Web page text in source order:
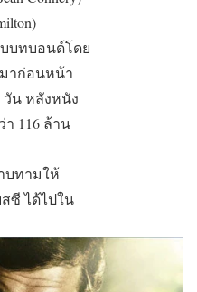
บบทบอนด์โดย
าก่อนหน้า
น หลังหนัง
116 ล้าน
บทามให้
ซี ได้ไปใน